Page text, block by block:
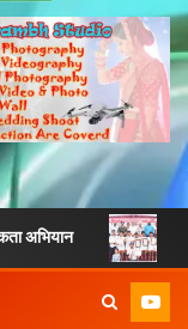
फिटनेस का मूल मंत्र